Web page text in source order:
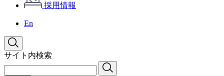
採用情報
En
サイト内検索